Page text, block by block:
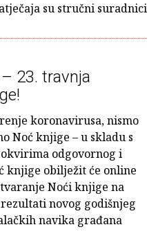
su stručni suradnici
23. travnja
koronavirusa, nismo
Noć knjige – u skladu s
odgovornog i
knjige obilježit će online
Noći knjige na
novog godišnjeg
navika građana